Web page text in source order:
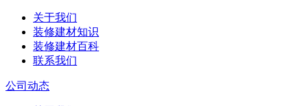
关于我们
装修建材知识
装修建材百科
联系我们
公司动态